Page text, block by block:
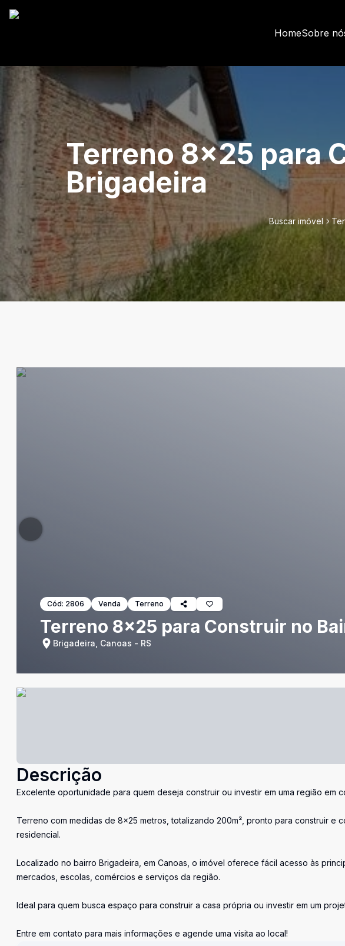
HomeSobre
Terreno 8x25 para
Brigadeira
Buscar imóvel
Cód: 2806 Venda Terreno
Terreno 8x25 para Construir no
Brigadeira, Canoas - RS
Descrição
Excelente oportunidade para quem deseja construir ou investir em uma região em
Terreno com medidas de 8x25 metros, totalizando 200m², pronto para construir e
residencial.
Localizado no bairro Brigadeira, em Canoas, o imóvel oferece fácil acesso às
mercados, escolas, comércios e serviços da região.
Ideal para quem busca espaço para construir a casa própria ou investir em um
Entre em contato para mais informações e agende uma visita ao local!